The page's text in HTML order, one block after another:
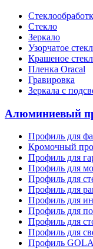
Стекло
Зеркало
Узорчатое
Крашеное
Пленка Oracal
Гравировка
Зеркала с
Алюминиевый
Профиль для
Кромочный
Профиль для
Профиль для
Профиль для
Профиль для
Профиль для
Профиль для
Профиль для
Профиль для
Профиль GOLA